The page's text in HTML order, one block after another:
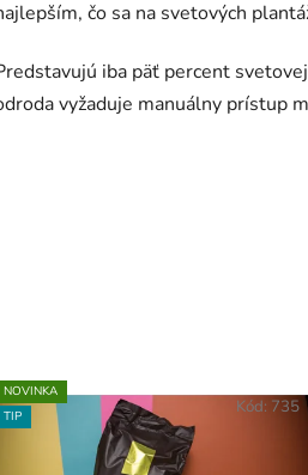
čo sa na svetových
iba päť percent
vyžaduje manuálny prístup
NOVINKA
TIP
Kód: 735